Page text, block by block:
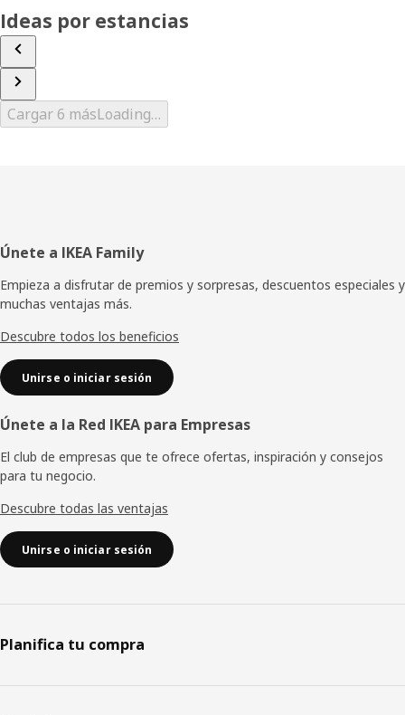
Ideas por estancias
Cargar 6 másLoading…
Pie
de
página
Únete a IKEA Family
Empieza a disfrutar de premios y sorpresas, descuentos especiales y
muchas ventajas más.
Descubre todos los beneficios
Unirse o iniciar sesión
Únete a la Red IKEA para Empresas
El club de empresas que te ofrece ofertas, inspiración y consejos
para tu negocio.
Descubre todas las ventajas
Unirse o iniciar sesión
Planifica tu compra